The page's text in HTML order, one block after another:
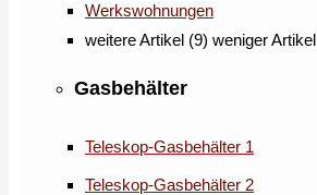
Werkswohnungen
weitere Artikel (9) weniger Artikel
Gasbehälter
Teleskop-Gasbehälter 1
Teleskop-Gasbehälter 2